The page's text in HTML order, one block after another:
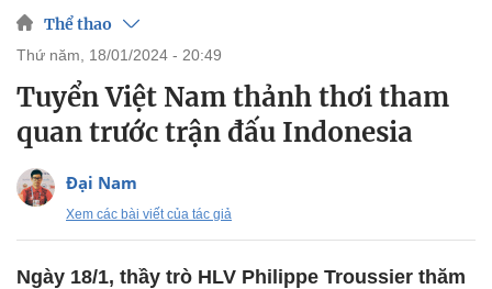
Thể thao
thứ năm, 18/01/2024 - 20:49
Tuyển Việt Nam thảnh thơi tham
quan trước trận đấu Indonesia
Đại Nam
Xem các bài viết của tác giả
Ngày 18/1, thầy trò HLV Philippe Troussier thăm